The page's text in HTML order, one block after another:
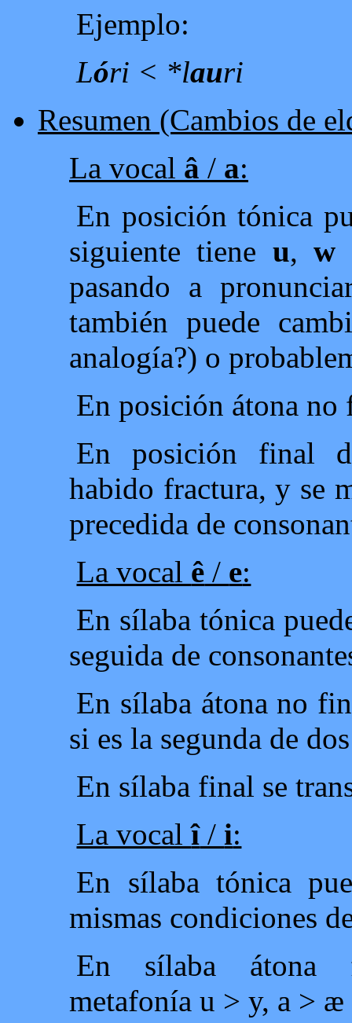
Ejemplo:
Lóri < *lauri
Resumen (Cambios de
La vocal â / a:
En posición tónica
siguiente tiene u,w
pasando a
también puede
analogía?) o
En posición átona no
En posición final
habido fractura, y se
precedida de
La vocal ê / e:
En sílaba tónica
seguida de
En sílaba átona no
si es la segunda de
En sílaba final se
La vocalî/ i:
En sílaba tónica
mismas condiciones
En sílaba átona
metafonía u > y, a > æ